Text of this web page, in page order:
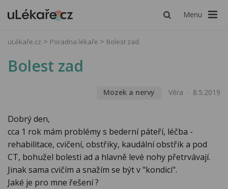
Menu
uLékaře.cz Poradna lékaře Bolest zad
Bolest zad
Mozek a nervy Věra 8.5.2019
Dobrý den,
cca 1 rok mám problémy s bederní páteří, léčba -
rehabilitace, cvičení, obstřiky, kaudální obstřik a pod
CT, bohužel bolesti ad a hlavně levé nohy přetrvávají.
Jinak sama cvičím a snažím se být v "kondici".
Jaké je pro mne řešení ?